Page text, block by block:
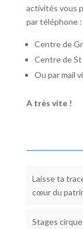
activités vous
par téléphone :
Centre de
Centre de St
Ou par mail
A très vite !
Laisse ta
cœur du
Stages